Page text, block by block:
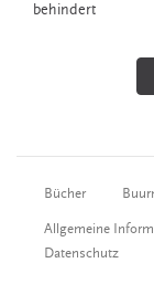
behindert
Bücher
Allgemeine
Datenschutz